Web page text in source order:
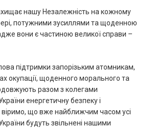
нашу Незалежність на кожному
потужними зусиллями та щоденною
вони є частиною великої справи –
підтримки запорізьким атомникам,
окупації, щоденного морального та
разом з колегами
енергетичну безпеку і
що вже найближчим часом усі
будуть звільнені нашими